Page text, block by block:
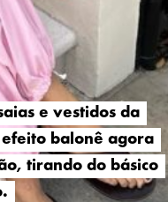
e vestidos da
balonê agora
tirando do básico
e vestidos da
balonê agora
tirando do básico